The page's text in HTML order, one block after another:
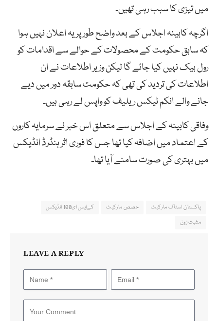
میں تیزی کا سبب رہی تھیں۔
اگرچہ کابینہ اجلاس کے بعد واضح طورپر یہ اعلان نہیں ہوا
کہ سابق حکومت کے محصولات کے حوالے سے اقدامات کو
رول بیک نہیں کیا جائے گا لیکن وزیر اطلاعات نے ان
اطلاعات کی تردید کی تھی کہ حکومت سابقہ دور میں دیے
جانے والے انکم ٹیکس ریلیف کو واپس لے رہی ہیں۔
وفاقی کابینہ کے اجلاس سے متعلق اس خبر نے سرمایہ کاروں
کے اعتماد میں اضافہ کیا تھا جس کا فوری اثر ہنڈرڈ انڈیکس
میں بہتری کی صورت سامنے آیا تھا۔
پاکستان اسٹاک مارکیٹ حصص مارکیٹ
کےایس ای100 انڈیکس
مثبت زون
LEAVE A REPLY